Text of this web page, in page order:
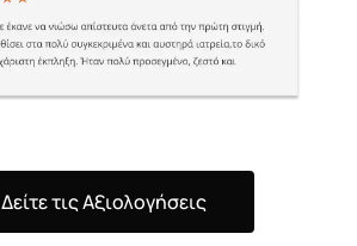
Δείτε τις Αξιολογήσεις